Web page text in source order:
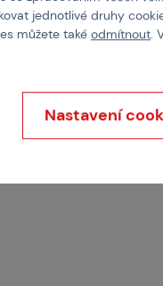
jednotlivé druhy
můžete také odmítnout.
Nastavení